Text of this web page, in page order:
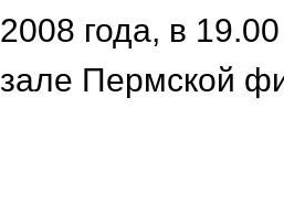
2008 года, в
зале Пермской